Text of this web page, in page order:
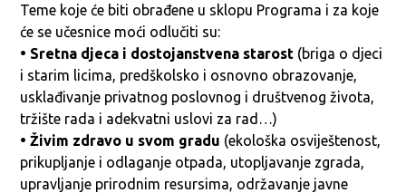
Teme koje će biti obrađene u sklopu Programa i za koje
će se učesnice moći odlučiti su:
• Sretna djeca i dostojanstvena starost (briga o djeci
i starim licima, predškolsko i osnovno obrazovanje,
usklađivanje privatnog poslovnog i društvenog života,
tržište rada i adekvatni uslovi za rad…)
• Živim zdravo u svom gradu (ekološka osviještenost,
prikupljanje i odlaganje otpada, utopljavanje zgrada,
upravljanje prirodnim resursima, održavanje javne